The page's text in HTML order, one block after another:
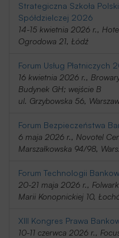
Strategiczna Szkoła
Spółdzielczej 2026
14-15 kwietnia 2026 r.,
Ogrodowa 21, Łódź
Forum Usług Płatniczych
16 kwietnia 2026 r.,
Budynek GH; wejście B
ul. Grzybowska 56,
Forum Bezpieczeństwa
6 maja 2026 r., Novotel
Marszałkowska 94/98,
Forum Technologii
20-21 maja 2026 r.,
Marii Konopnickiej 10,
XIII Kongres Prawa
10-11 czerwca 2026 r.,